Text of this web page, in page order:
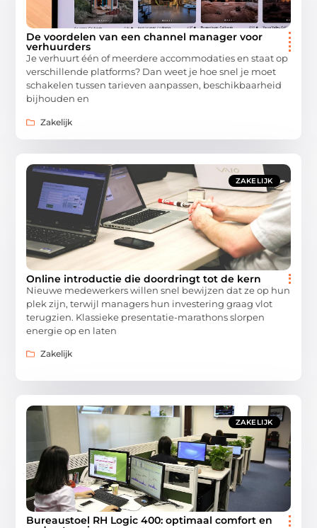
De voordelen van een channel manager voor
verhuurders
Je verhuurt één of meerdere accommodaties en staat op
verschillende platforms? Dan weet je hoe snel je moet
schakelen tussen tarieven aanpassen, beschikbaarheid
bijhouden en
Zakelijk
ZAKELIJK
Online introductie die doordringt tot de kern
Nieuwe medewerkers willen snel bewijzen dat ze op hun
plek zijn, terwijl managers hun investering graag vlot
terugzien. Klassieke presentatie-marathons slorpen
energie op en laten
Zakelijk
ZAKELIJK
Bureaustoel RH Logic 400: optimaal comfort en